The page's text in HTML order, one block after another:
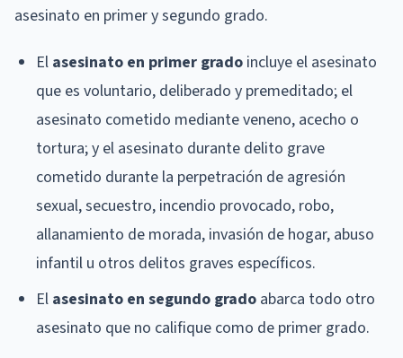
asesinato en primer y segundo grado.
El asesinato en primer grado incluye el asesinato
que es voluntario, deliberado y premeditado; el
asesinato cometido mediante veneno, acecho o
tortura; y el asesinato durante delito grave
cometido durante la perpetración de agresión
sexual, secuestro, incendio provocado, robo,
allanamiento de morada, invasión de hogar, abuso
infantil u otros delitos graves específicos.
El asesinato en segundo grado abarca todo otro
asesinato que no califique como de primer grado.